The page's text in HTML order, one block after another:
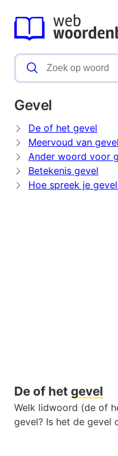
Gevel
De of het gevel
Meervoud van gevel
Ander woord voor
Betekenis gevel
Hoe spreek je
De of het gevel
Welk lidwoord (de of
gevel? Is het de gevel